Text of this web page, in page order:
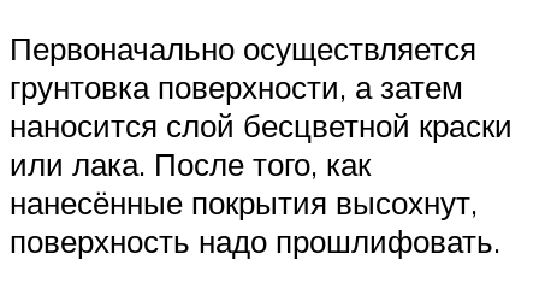
Первоначально осуществляется
грунтовка поверхности, а затем
наносится слой бесцветной краски
или лака. После того, как
нанесённые покрытия высохнут,
поверхность надо прошлифовать.